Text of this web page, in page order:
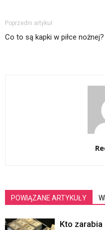
Poprzedni artykuł
Co to są kapki w piłce nożnej?
POWIĄZANE ARTYKUŁY
Kto